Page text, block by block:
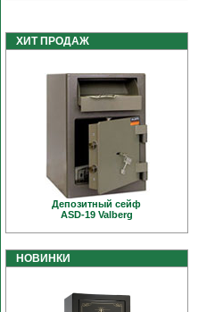
ХИТ ПРОДАЖ
Депозитный сейф
ASD-19 Valberg
НОВИНКИ